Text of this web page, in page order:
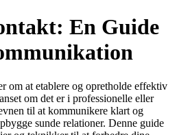
En Guide
om at etablere og opretholde effektiv
om det er i professionelle eller
til at kommunikere klart og
sunde relationer. Denne guide